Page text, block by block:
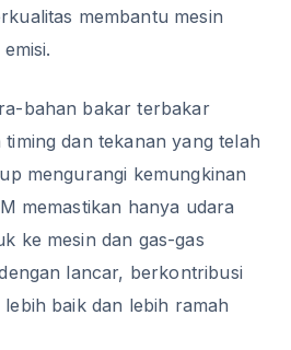
membantu mesin
bahan bakar terbakar
dan tekanan yang telah
mengurangi kemungkinan
memastikan hanya udara
ke mesin dan gas-gas
lancar, berkontribusi
baik dan lebih ramah